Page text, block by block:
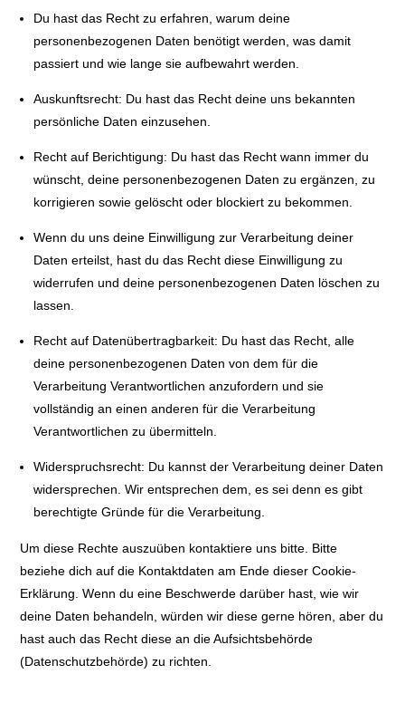
Du hast das Recht zu erfahren, warum deine
personenbezogenen Daten benötigt werden, was damit
passiert und wie lange sie aufbewahrt werden.
Auskunftsrecht: Du hast das Recht deine uns bekannten
persönliche Daten einzusehen.
Recht auf Berichtigung: Du hast das Recht wann immer du
wünscht, deine personenbezogenen Daten zu ergänzen, zu
korrigieren sowie gelöscht oder blockiert zu bekommen.
Wenn du uns deine Einwilligung zur Verarbeitung deiner
Daten erteilst, hast du das Recht diese Einwilligung zu
widerrufen und deine personenbezogenen Daten löschen zu
lassen.
Recht auf Datenübertragbarkeit: Du hast das Recht, alle
deine personenbezogenen Daten von dem für die
Verarbeitung Verantwortlichen anzufordern und sie
vollständig an einen anderen für die Verarbeitung
Verantwortlichen zu übermitteln.
Widerspruchsrecht: Du kannst der Verarbeitung deiner Daten
widersprechen. Wir entsprechen dem, es sei denn es gibt
berechtigte Gründe für die Verarbeitung.
Um diese Rechte auszuüben kontaktiere uns bitte. Bitte
beziehe dich auf die Kontaktdaten am Ende dieser Cookie-
Erklärung. Wenn du eine Beschwerde darüber hast, wie wir
deine Daten behandeln, würden wir diese gerne hören, aber du
hast auch das Recht diese an die Aufsichtsbehörde
(Datenschutzbehörde) zu richten.